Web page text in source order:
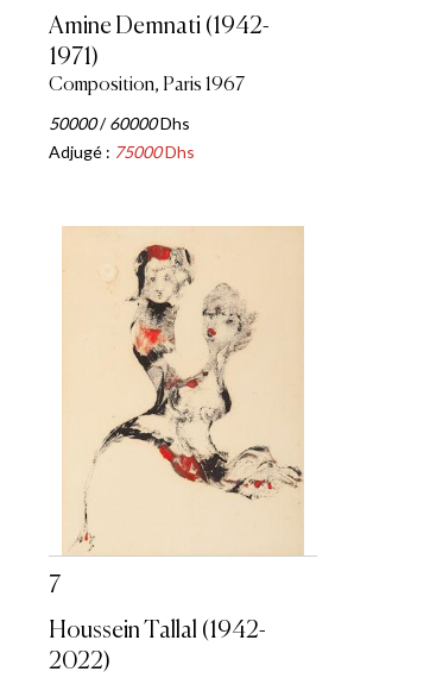
Amine Demnati (1942-
1971)
Composition, Paris 1967
50000/60000Dhs
Adjugé : 75000Dhs
7
Houssein Tallal (1942-
2022)